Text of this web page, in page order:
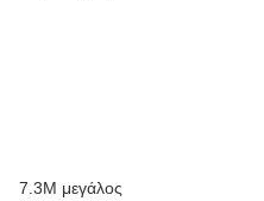
7.3M μεγάλος